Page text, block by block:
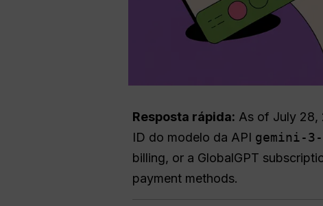
Resposta rápida: As of July 28,
ID do modelo da API gemini-
billing, or a GlobalGPT
payment methods.